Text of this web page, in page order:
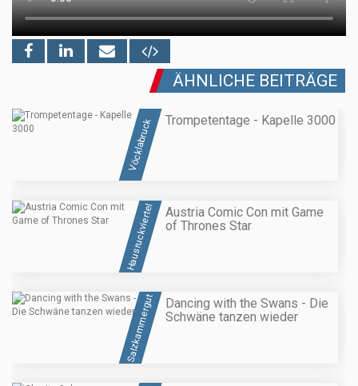
ÄHNLICHE BEITRÄGE
Vöcklabruck Trompetentage - Kapelle 3000
Hausruckviertel
Austria Comic Con mit Game
of Thrones Star
Salzkammergut
Dancing with the Swans - Die
Schwäne tanzen wieder